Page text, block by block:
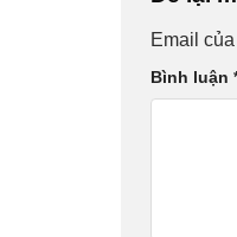
Email
Bình luận